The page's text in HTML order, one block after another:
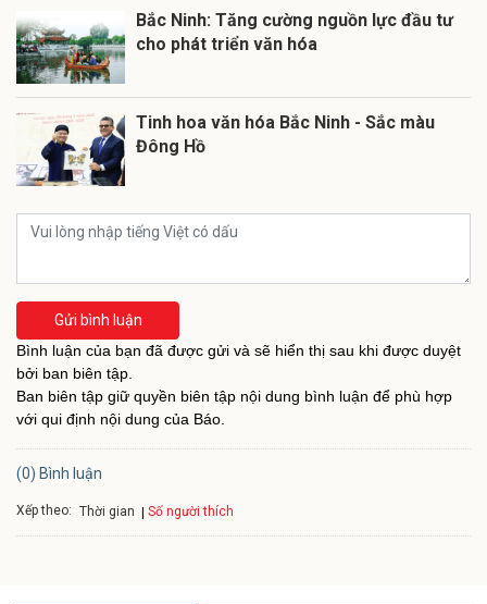
Bắc Ninh: Tăng cường nguồn lực đầu tư
cho phát triển văn hóa
Tinh hoa văn hóa Bắc Ninh - Sắc màu
Đông Hồ
Gửi bình luận
Bình luận của bạn đã được gửi và sẽ hiển thị sau khi được duyệt
bởi ban biên tập.
Ban biên tập giữ quyền biên tập nội dung bình luận để phù hợp
với qui định nội dung của Báo.
(0) Bình luận
Xếp theo: Thời gian Số người thích